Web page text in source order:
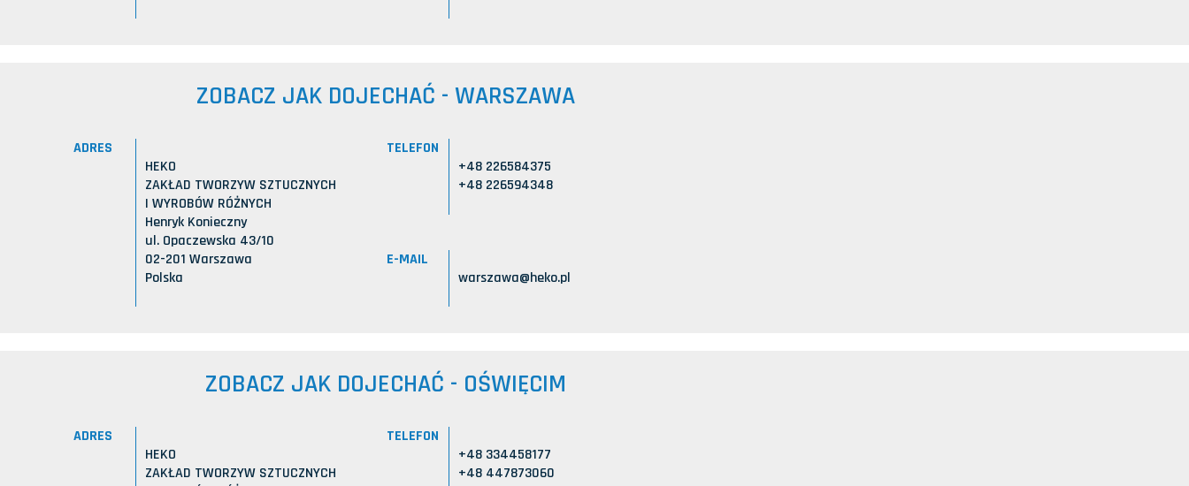
ZOBACZ JAK DOJECHAĆ - WARSZAWA
ADRES
HEKO
ZAKŁAD TWORZYW SZTUCZNYCH
I WYROBÓW RÓŻNYCH
Henryk Konieczny
ul. Opaczewska 43/10
02-201 Warszawa
Polska
TELEFON
+48 226584375
+48 226594348
E-MAIL
warszawa@heko.pl
ZOBACZ JAK DOJECHAĆ - OŚWIĘCIM
ADRES
HEKO
ZAKŁAD TWORZYW SZTUCZNYCH
TELEFON
+48 334458177
+48 447873060